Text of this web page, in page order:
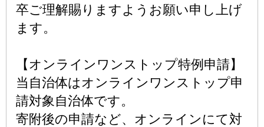
卒ご理解賜りますようお願い申し上げ
ます。
【オンラインワンストップ特例申請】
当自治体はオンラインワンストップ申
請対象自治体です。
寄附後の申請など、オンラインにて対